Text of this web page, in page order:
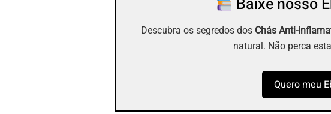
Baixe nosso
Descubra os segredos dos Chás Anti-
natural. Não perca
Quero meu